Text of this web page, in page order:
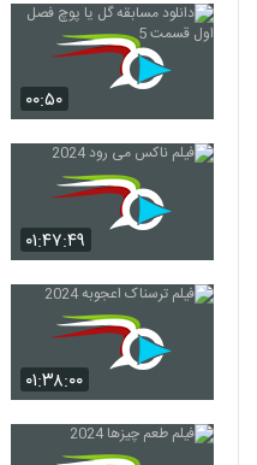
۰۰:۵۰
۰۱:۴۷:۴۹
۰۱:۳۸:۰۰